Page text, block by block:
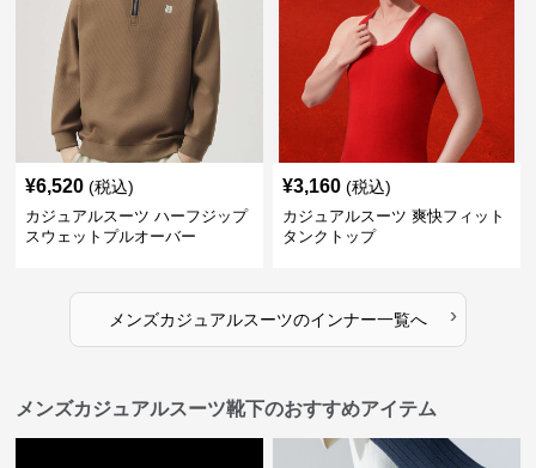
¥6,520 (税込)
カジュアルスーツ ハーフジップ
スウェットプルオーバー
¥3,160 (税込)
カジュアルスーツ 爽快フィット
タンクトップ
メンズカジュアルスーツのインナー一覧へ ›
メンズカジュアルスーツ靴下のおすすめアイテム